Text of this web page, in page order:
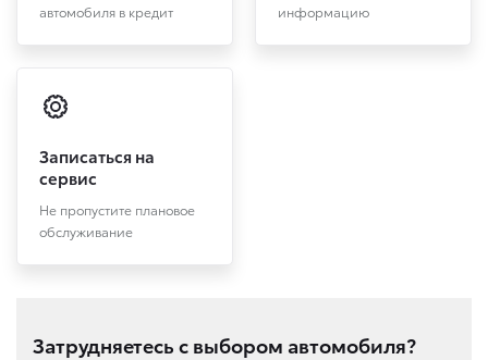
автомобиля в кредит
информацию
Записаться на
сервис
Не пропустите плановое
обслуживание
Затрудняетесь с выбором автомобиля?